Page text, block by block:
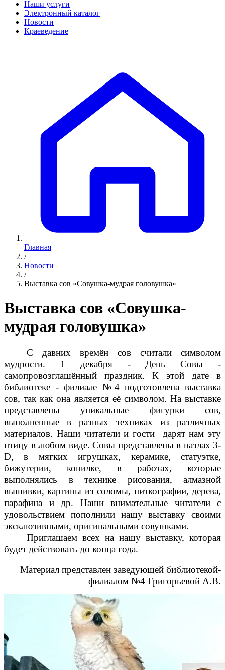
Наши услуги
Электронный каталог
Новости
Краеведение
Главная
/
Новости
/
Выставка сов «Совушка-мудрая головушка»
Выставка сов «Совушка-
мудрая головушка»
С давних времён сов считали символом
мудрости. 1 декабря - День Совы -
самопровозглашённый праздник. К этой дате в
библиотеке - филиале №4 подготовлена выставка
сов, так как она является её символом. На выставке
представлены уникальные фигурки сов,
выполненные в разных техниках из различных
материалов. Наши читатели и гости дарят нам эту
птицу в любом виде. Совы представлены в пазлах 3-
D, в мягких игрушках, керамике, статуэтке,
бижутерии, копилке, в работах, которые
выполнялись в технике рисования, алмазной
вышивки, картины из соломы, ниткографии, дерева,
парафина и др. Наши внимательные читатели с
удовольствием пополнили нашу выставку своими
эксклюзивными, оригинальными совушками.
Приглашаем всех на нашу выставку, которая
будет действовать до конца года.
Материал представлен заведующей библиотекой-
филиалом №4 Григорьевой А.В.